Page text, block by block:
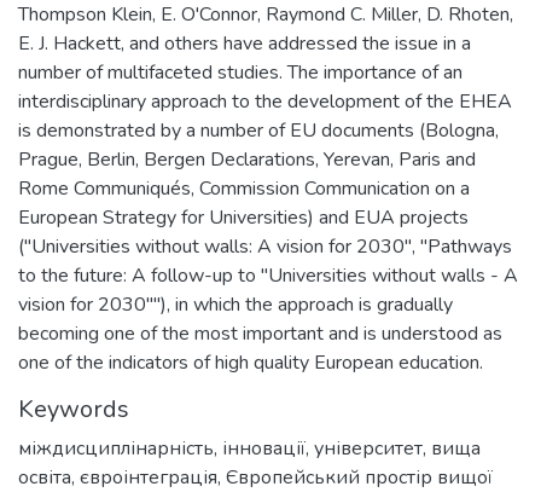
Thompson Klein, E. O'Connor, Raymond C. Miller, D. Rhoten,
E. J. Hackett, and others have addressed the issue in a
number of multifaceted studies. The importance of an
interdisciplinary approach to the development of the EHEA
is demonstrated by a number of EU documents (Bologna,
Prague, Berlin, Bergen Declarations, Yerevan, Paris and
Rome Communiqués, Commission Communication on a
European Strategy for Universities) and EUA projects
("Universities without walls: A vision for 2030", "Pathways
to the future: A follow-up to "Universities without walls - A
vision for 2030""), in which the approach is gradually
becoming one of the most important and is understood as
one of the indicators of high quality European education.
Keywords
міждисциплінарність, інновації, університет, вища
освіта, євроінтеграція, Європейський простір вищої